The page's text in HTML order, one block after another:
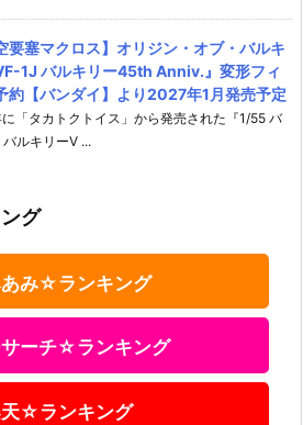
要塞マクロス】オリジン・オブ・バルキ
1J バルキリー45th Anniv.』変形フィ
約【バンダイ】より2027年1月発売予定
「タカトクトイス」から発売された『1/55 バ
バルキリーV ...
グ
み☆ランキング
ーチ☆ランキング
☆ランキング